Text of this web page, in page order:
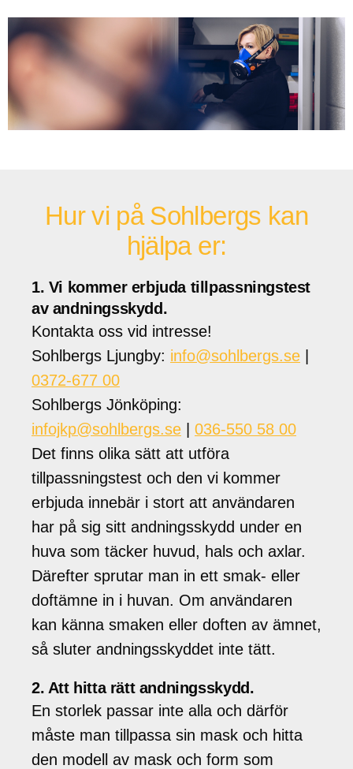
Hur vi på Sohlbergs kan
hjälpa er:
1. Vi kommer erbjuda tillpassningstest
av andningsskydd.
Kontakta oss vid intresse!
Sohlbergs Ljungby: info@sohlbergs.se
0372-677 00
Sohlbergs Jönköping:
infojkp@sohlbergs.se
036-550 58 00
Det finns olika sätt att utföra
tillpassningstest och den vi kommer
erbjuda innebär i stort att användaren
har på sig sitt andningsskydd under en
huva som täcker huvud, hals och axlar.
Därefter sprutar man in ett smak- eller
doftämne in i huvan. Om användaren
kan känna smaken eller doften av ämnet,
så sluter andningsskyddet inte tätt.
2. Att hitta rätt andningsskydd.
En storlek passar inte alla och därför
måste man tillpassa sin mask och hitta
den modell av mask och form som